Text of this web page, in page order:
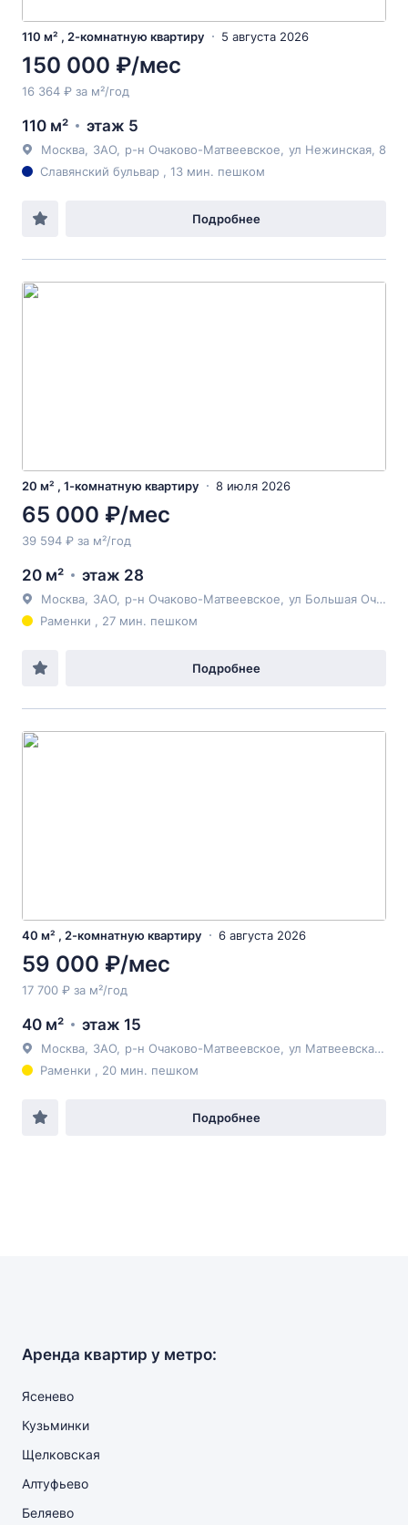
110 м² , 2-комнатную квартиру 5 августа 2026
150 000 ₽/мес
16 364 ₽ за м²/год
110 м² этаж 5
Москва ЗАО р-н Очаково-Матвеевское ул Нежинская , 8
Славянский бульвар , 13 мин. пешком
Подробнее
20 м² , 1-комнатную квартиру 8 июля 2026
65 000 ₽/мес
39 594 ₽ за м²/год
20 м² этаж 28
Москва ЗАО р-н Очаково-Матвеевское
ул Большая Очаковская
Раменки , 27 мин. пешком
Подробнее
40 м² , 2-комнатную квартиру 6 августа 2026
59 000 ₽/мес
17 700 ₽ за м²/год
40 м² этаж 15
Москва ЗАО р-н Очаково-Матвеевское ул Матвеевская , 4к2
Раменки , 20 мин. пешком
Подробнее
Аренда квартир у метро:
Ясенево
Кузьминки
Щелковская
Алтуфьево
Беляево